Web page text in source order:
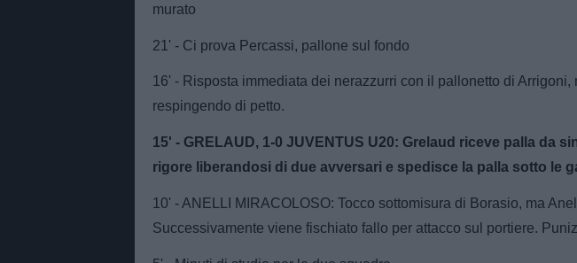
murato
21' - Ci prova Percassi, pallone sul fondo
16' - Risposta immediata dei nerazzurri con il pallonetto di Arrigoni,
respingendo di petto.
15' - GRELAUD, 1-0 JUVENTUS U20: Grelaud riceve palla da
rigore liberandosi di due avversari e spedisce la palla sotto le
10' - ANELLI MIRACOLOSO: Tocco sottomisura di Borasio, ma
Successivamente viene fischiato fallo per attacco sul portiere.